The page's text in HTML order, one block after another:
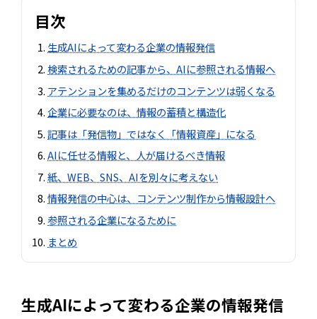
目次
生成AIによって変わる企業の情報発信
検索されるための記事から、AIに参照される情報へ
アテンションを集めるだけのコンテンツは弱くなる
企業に必要なのは、情報の蓄積と構造化
記事は「発信物」ではなく「情報資産」になる
AIに任せる情報と、人が届けるべき情報
紙、WEB、SNS、AIを別々に考えない
情報発信の中心は、コンテンツ制作から情報設計へ
参照される企業になるために
まとめ
生成AIによって変わる企業の情報発信